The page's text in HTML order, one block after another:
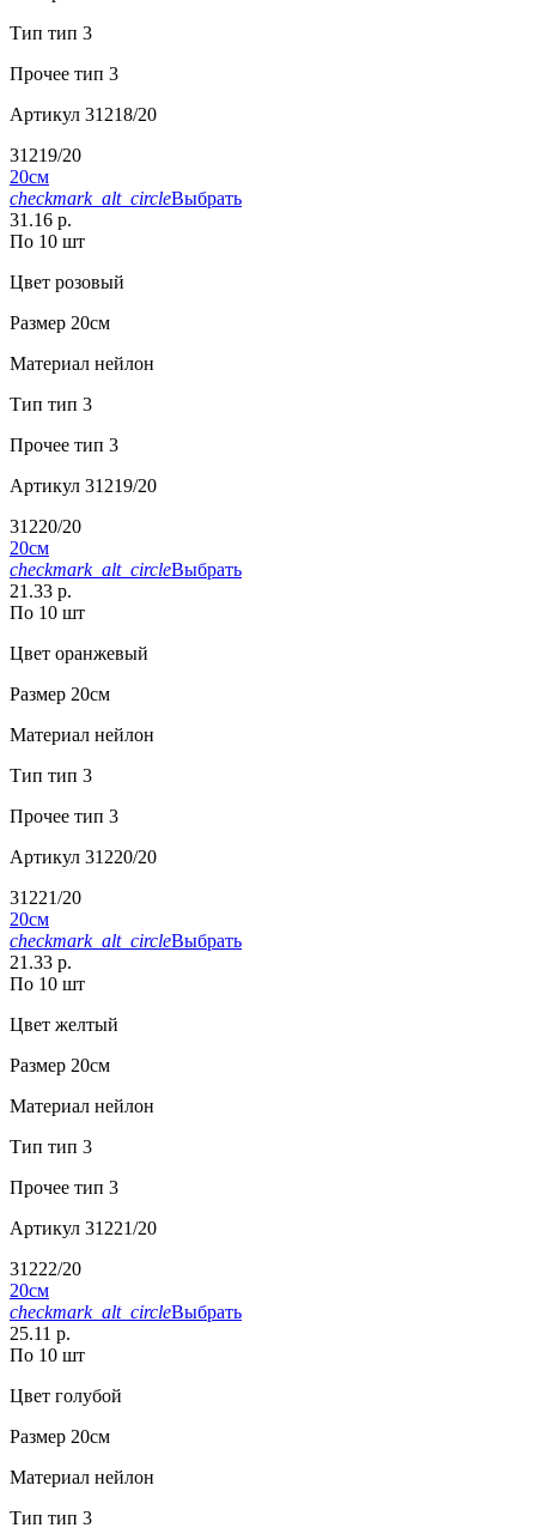
Тип тип 3
Прочее тип 3
Артикул 31218/20
31219/20
20см
checkmark_alt_circleВыбрать
31.16 р.
По 10 шт
Цвет розовый
Размер 20см
Материал нейлон
Тип тип 3
Прочее тип 3
Артикул 31219/20
31220/20
20см
checkmark_alt_circleВыбрать
21.33 р.
По 10 шт
Цвет оранжевый
Размер 20см
Материал нейлон
Тип тип 3
Прочее тип 3
Артикул 31220/20
31221/20
20см
checkmark_alt_circleВыбрать
21.33 р.
По 10 шт
Цвет желтый
Размер 20см
Материал нейлон
Тип тип 3
Прочее тип 3
Артикул 31221/20
31222/20
20см
checkmark_alt_circleВыбрать
25.11 р.
По 10 шт
Цвет голубой
Размер 20см
Материал нейлон
Тип тип 3